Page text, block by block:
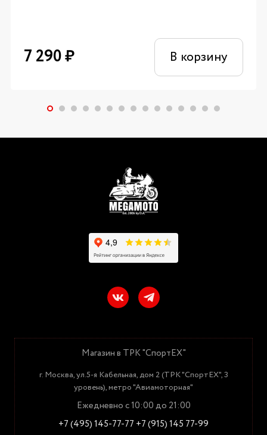
7 290₽ В корзину
Магазин в ТРК "СпортЕХ"
г. Москва, ул.5-я Кабельная, дом 2 (ТРК "СпортЕХ", 3
уровень), метро "Авиамоторная"
Ежедневно с 10:00 до 21:00
+7 (495) 145-77-77 +7 (915) 145 77-99